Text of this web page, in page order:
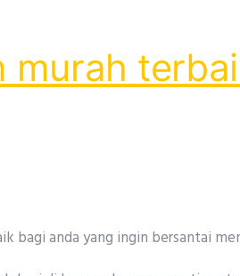
murah
anda yang ingin bersantai